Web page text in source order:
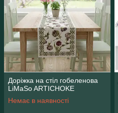
Доріжка на стіл гобеленова
LiMaSo ARTICHOKE
Немає в наявності